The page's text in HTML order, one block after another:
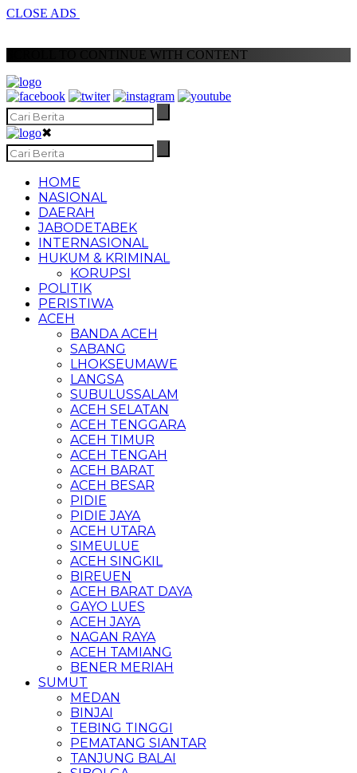
CLOSE ADS
SCROLL TO CONTINUE WITH CONTENT
✖
HOME
NASIONAL
DAERAH
JABODETABEK
INTERNASIONAL
HUKUM & KRIMINAL
KORUPSI
POLITIK
PERISTIWA
ACEH
BANDA ACEH
SABANG
LHOKSEUMAWE
LANGSA
SUBULUSSALAM
ACEH SELATAN
ACEH TENGGARA
ACEH TIMUR
ACEH TENGAH
ACEH BARAT
ACEH BESAR
PIDIE
PIDIE JAYA
ACEH UTARA
SIMEULUE
ACEH SINGKIL
BIREUEN
ACEH BARAT DAYA
GAYO LUES
ACEH JAYA
NAGAN RAYA
ACEH TAMIANG
BENER MERIAH
SUMUT
MEDAN
BINJAI
TEBING TINGGI
PEMATANG SIANTAR
TANJUNG BALAI